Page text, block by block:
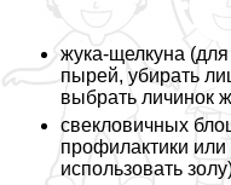
жука-щелкуна
пырей, убирать
выбрать личинок
свекловичных
профилактики
использовать